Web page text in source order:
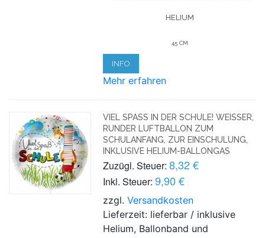
HELIUM
45 CM
INFO
Mehr erfahren
VIEL SPASS IN DER SCHULE! WEISSER, RU
NDER LUFTBALLON ZUM SC
HULANFANG, ZUR EINSCHULUNG, IN
KLUSIVE HELIUM-BALLONGAS
Zuzügl. Steuer: 8,32 €
Inkl. Steuer: 9,90 €
zzgl.Versandkosten
Lieferzeit: lieferbar / inklusive
Helium, Ballonband und